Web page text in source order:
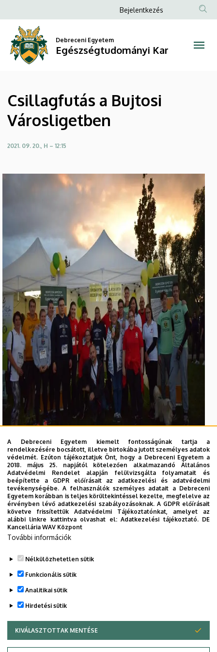
Bujtosi
Városligetben
Egészségtudományi
Kar
a
tartalomra
Anonim
menüje
Bejelentkezés
Debreceni Egyetem
Egészségtudományi Kar
Csillagfutás a Bujtosi
Városligetben
2021. 09. 20., H – 12:15
2021. szeptember 18 -án meg-rendezett Csillagfutás
a Kar vezetői, oktatói és mentőtiszt hallgatói vettek
részt.
A Mentőtiszt Szakirány oktatói és hallgatói
vércukorméréssel,vérnyo-másméréssel és
elsősegélynyújtás-salsegítették a rendezvényt.
Köszönjükmindenkinek a részvételt.Szuper nap volt!
Legutóbbi frissítés:
A Debreceni Egyetem kiemelt fontosságúnak tartja a
rendelkezésére bocsátott, illetve birtokába jutott személyes adatok
védelmét. Ezúton tájékoztatjuk Önt, hogy a Debreceni Egyetem a
2018. május 25. napjától kötelezően alkalmazandó Általános
Adatvédelmi Rendelet alapján felülvizsgálta folyamatait és
beépítette a GDPR előírásait az adatkezelési és adatvédelmi
tevékenységébe. A felhasználók személyes adatait a Debreceni
Egyetem korábban is teljes körültekintéssel kezelte, megfelelve az
érvényben lévő adatkezelési szabályozásoknak. A GDPR előírásait
követve frissítettük Adatvédelmi Tájékoztatónkat, amelyet az
alábbi linkre kattintva olvashat el:Adatkezelési tájékoztató. DE
Kancellária WAV Központ
További információk
Nélkülözhetetlen sütik
Funkcionális sütik
Analitikai sütik
Hirdetési sütik
KIVÁLASZTOTTAK MENTÉSE
WITHDRAW CONSENT